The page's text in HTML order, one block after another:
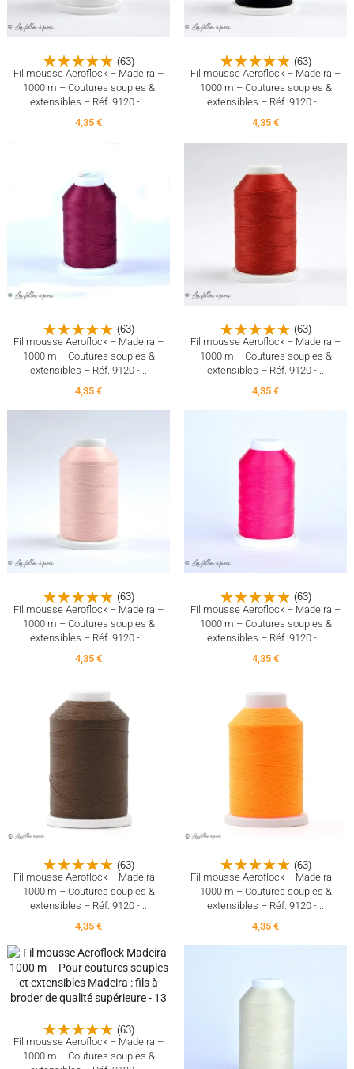
(63)
Fil mousse Aeroflock – Madeira –
1000 m – Coutures souples &
extensibles – Réf. 9120 -...
4,35 €
(63)
Fil mousse Aeroflock – Madeira –
1000 m – Coutures souples &
extensibles – Réf. 9120 -...
4,35 €
(63)
Fil mousse Aeroflock – Madeira –
1000 m – Coutures souples &
extensibles – Réf. 9120 -...
4,35 €
(63)
Fil mousse Aeroflock – Madeira –
1000 m – Coutures souples &
extensibles – Réf. 9120 -...
4,35 €
(63)
Fil mousse Aeroflock – Madeira –
1000 m – Coutures souples &
extensibles – Réf. 9120 -...
4,35 €
(63)
Fil mousse Aeroflock – Madeira –
1000 m – Coutures souples &
extensibles – Réf. 9120 -...
4,35 €
(63)
Fil mousse Aeroflock – Madeira –
1000 m – Coutures souples &
extensibles – Réf. 9120 -...
4,35 €
(63)
Fil mousse Aeroflock – Madeira –
1000 m – Coutures souples &
extensibles – Réf. 9120 -...
4,35 €
(63)
Fil mousse Aeroflock – Madeira –
1000 m – Coutures souples &